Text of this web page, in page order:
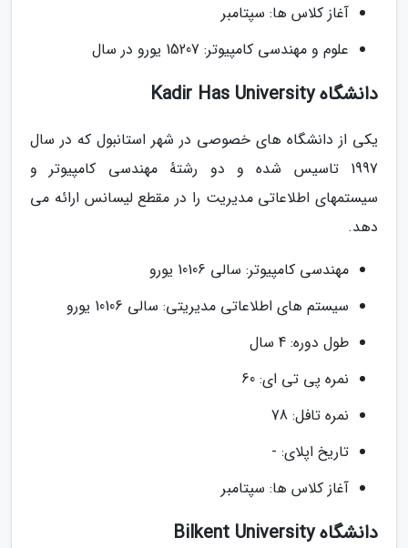
آغاز کلاس ها: سپتامبر
علوم و مهندسی کامپیوتر: 15207 یورو در سال
دانشگاه Kadir Has University
یکی از دانشگاه های خصوصی در شهر استانبول که در سال
1997 تاسیس شده و دو رشتهٔ مهندسی کامپیوتر و
سیستمهای اطلاعاتی مدیریت را در مقطع لیسانس ارائه می
دهد.
مهندسی کامپیوتر: سالی 10106 یورو
سیستم های اطلاعاتی مدیریتی: سالی 10106 یورو
طول دوره: 4 سال
نمره پی تی ای: 60
نمره تافل: 78
تاریخ اپلای: -
آغاز کلاس ها: سپتامبر
دانشگاه Bilkent University